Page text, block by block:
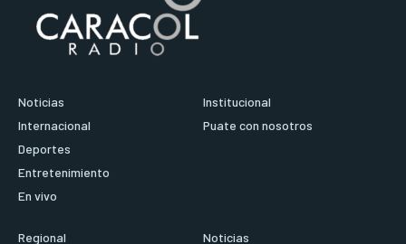
Noticias
Internacional
Deportes
Entretenimiento
En vivo
Institucional
Puate con nosotros
Regional Noticias